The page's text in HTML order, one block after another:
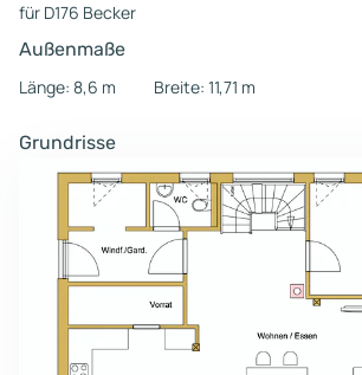
für D176 Becker
Außenmaße
Länge: 8,6 m
Breite: 11,71 m
Grundrisse